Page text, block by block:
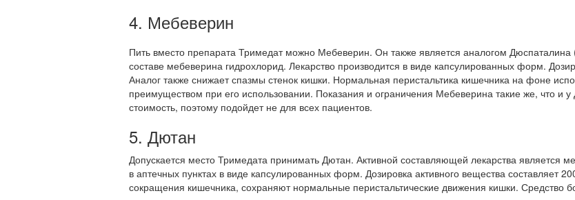
4. Мебеверин
Пить вместо препарата Тримедат можно Мебеверин. Он также является аналогом
составе мебеверина гидрохлорид. Лекарство производится в виде капсулированных форм.
Аналог также снижает спазмы стенок кишки. Нормальная перистальтика кишечника на фоне
преимуществом при его использовании. Показания и ограничения Мебеверина такие же, что и
стоимость, поэтому подойдет не для всех пациентов.
5. Дютан
Допускается место Тримедата принимать Дютан. Активной составляющей лекарства является
в аптечных пунктах в виде капсулированных форм. Дозировка активного вещества составляет
сокращения кишечника, сохраняют нормальные перистальтические движения кишки. Средство